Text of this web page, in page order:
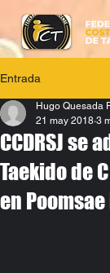
Entrada
CCDRSJ se
Taekido de
en
Hugo Quesada
21 may 2018 3